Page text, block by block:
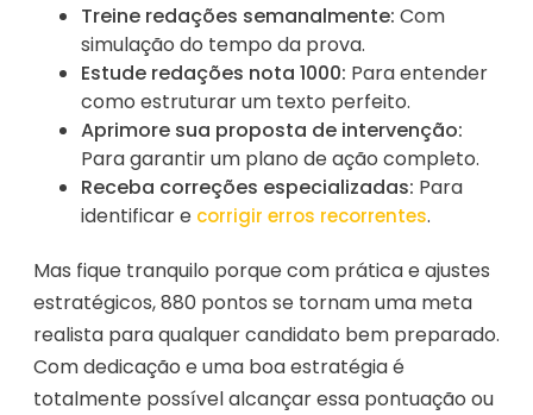
Treine redações semanalmente: Com
simulação do tempo da prova.
Estude redações nota 1000: Para entender
como estruturar um texto perfeito.
Aprimore sua proposta de intervenção:
Para garantir um plano de ação completo.
Receba correções especializadas: Para
identificar e corrigir erros recorrentes.
Mas fique tranquilo porque com prática e ajustes
estratégicos, 880 pontos se tornam uma meta
realista para qualquer candidato bem preparado.
Com dedicação e uma boa estratégia é
totalmente possível alcançar essa pontuação ou